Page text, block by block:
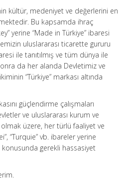
kültür, medeniyet ve değerlerini en
Bu kapsamda ihraç
yerine “Made in Türkiye” ibaresi
uluslararası ticarette gururu
ile tanıtılmış ve tüm dünya ile
da her alanda Devletimiz ve
“Türkiye” markası altında
güçlendirme çalışmaları
ve uluslararası kurum ve
üzere, her türlü faaliyet ve
“Turquie” vb. ibareler yerine
konusunda gerekli hassasiyet